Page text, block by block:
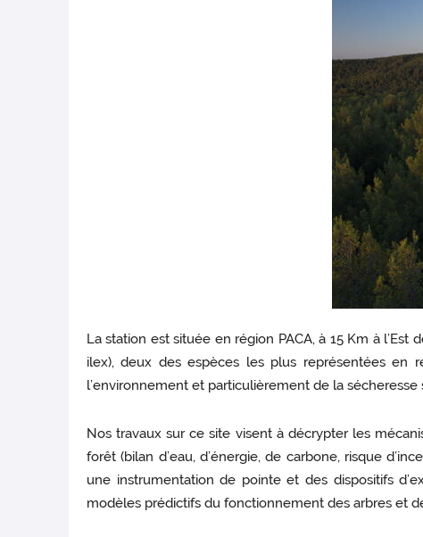
La station est située en région PACA, à 15 Km à
ilex), deux des espèces les plus représentées en
l’environnement et particulièrement de la
Nos travaux sur ce site visent à décrypter les
forêt (bilan d’eau, d’énergie, de carbone, risque
une instrumentation de pointe et des dispositifs
modèles prédictifs du fonctionnement des arbres et